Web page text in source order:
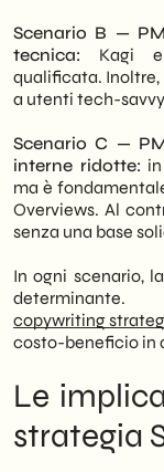
Scenario B —
tecnica:
Kagi e
qualificata. Inoltre,
a utenti tech-
Scenario C —
interne ridotte:
ma è
Overviews. Al
senza una base
In ogni scenario,
copywriting
costo-beneficio in
Le
strategia